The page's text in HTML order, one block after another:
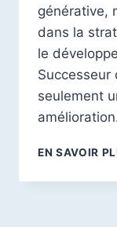
générative,
dans la
le
Successeur
seulement
EN SAVOIR